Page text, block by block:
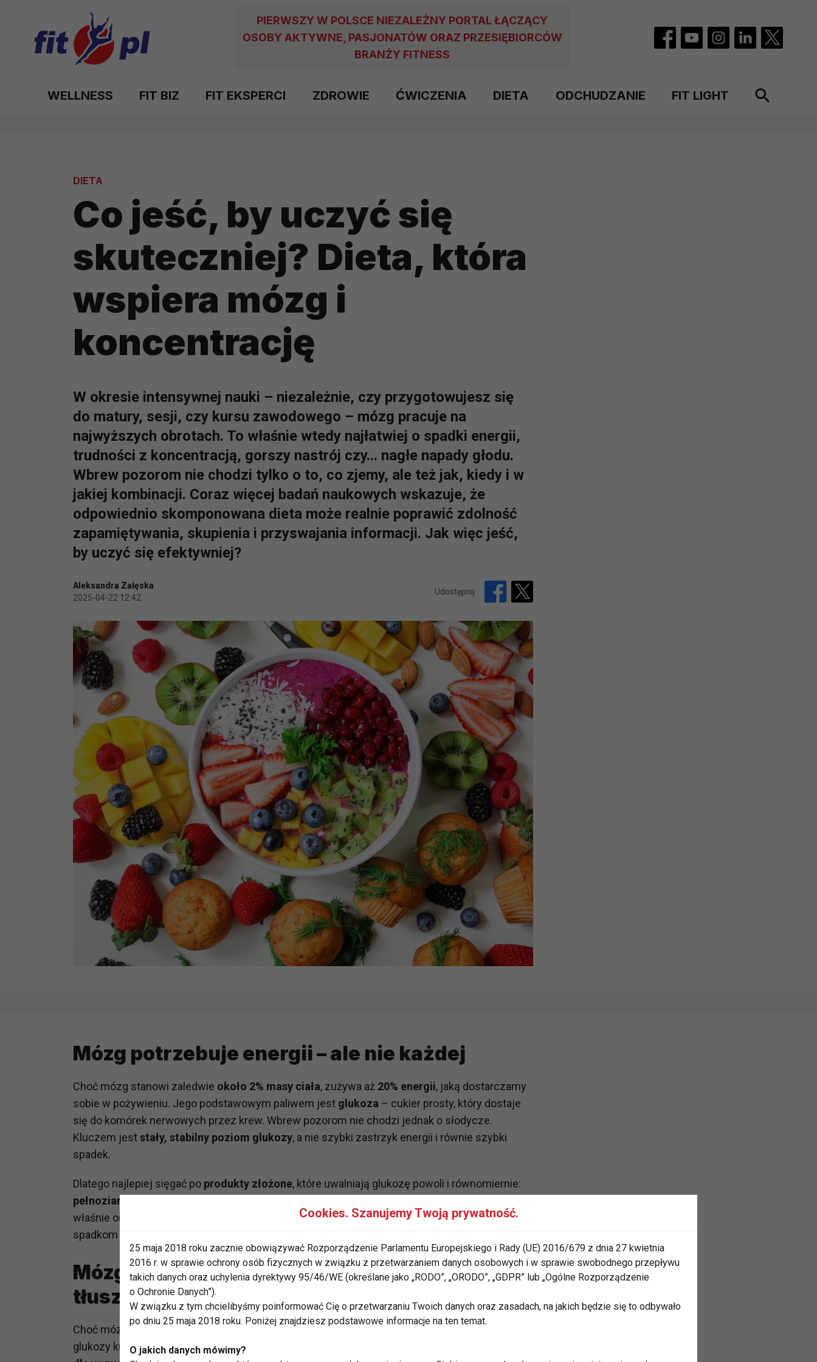
PIERWSZY W POLSCE NIEZALEŻNY PORTAL ŁĄCZĄCY
OSOBY AKTYWNE, PASJONATÓW ORAZ PRZESIĘBIORCÓW
BRANŻY FITNESS
WELLNESS FIT BIZ FIT EKSPERCI ZDROWIE ĆWICZENIA DIETA ODCHUDZANIE FIT LIGHT
DIETA
Co jeść, by uczyć się
skuteczniej? Dieta, która
wspiera mózg i
koncentrację
W okresie intensywnej nauki – niezależnie, czy przygotowujesz się
do matury, sesji, czy kursu zawodowego – mózg pracuje na
najwyższych obrotach. To właśnie wtedy najłatwiej o spadki energii,
trudności z koncentracją, gorszy nastrój czy... nagłe napady głodu.
Wbrew pozorom nie chodzi tylko o to, co zjemy, ale też jak, kiedy i w
jakiej kombinacji. Coraz więcej badań naukowych wskazuje, że
odpowiednio skomponowana dieta może realnie poprawić zdolność
zapamiętywania, skupienia i przyswajania informacji. Jak więc jeść,
by uczyć się efektywniej?
Aleksandra Załęska
2025-04-22 12:42
Udostępnij
Mózg potrzebuje energii – ale nie każdej
Choć mózg stanowi zaledwie około 2% masy ciała, zużywa aż 20% energii, jaką dostarczamy
sobie w pożywieniu. Jego podstawowym paliwem jest glukoza – cukier prosty, który dostaje
się do komórek nerwowych przez krew. Wbrew pozorom nie chodzi jednak o słodycze.
Kluczem jeststały, stabilny poziom glukozy, a nie szybki zastrzyk energii i równie szybki
spadek.
Dlatego najlepiej sięgać po produkty złożone, które uwalniają glukozę powoli i równomiernie:
pełnoziarniste pieczywo, ciemne makarony, kasze, ryż brązowy, rośliny strączkowe
właśnie one pomagają utrzymać koncentrację przez wiele godzin i zapobiegają nagłym
spadkom energii, które objawiają się zmęczeniem, rozdrażnieniem i brakiem skupienia.
Mózg i jego paliwo – glukoza i kwasy
tłuszczowe
Choć mózg stanowi zaledwie 2% masy naszego ciała, to właśnie do niego trafia większość
glukozy kumulowanej z pożywienia w wątrobie.
Cookies. Szanujemy Twoją prywatność.
25 maja 2018 roku zacznie obowiązywać Rozporządzenie Parlamentu Europejskiego i Rady (UE) 2016/679 z dnia 27 kwietnia
2016 r. w sprawie ochrony osób fizycznych w związku z przetwarzaniem danych osobowych i w sprawie swobodnego przepływu
takich danych oraz uchylenia dyrektywy 95/46/WE (określane jako „RODO”, „ORODO”, „GDPR” lub „Ogólne Rozporządzenie
o Ochronie Danych”).
W związku z tym chcielibyśmy poinformować Cię o przetwarzaniu Twoich danych oraz zasadach, na jakich będzie się to odbywało
po dniu 25 maja 2018 roku. Poniżej znajdziesz podstawowe informacje na ten temat.
O jakich danych mówimy?